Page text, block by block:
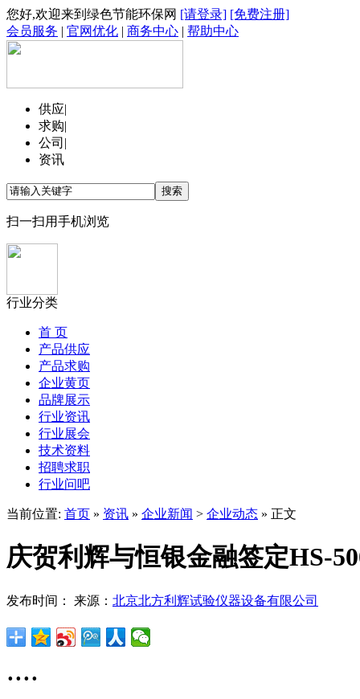
您好,欢迎来到绿色节能环保网 [请登录] [免费注册]
会员服务 | 官网优化 | 商务中心 | 帮助中心
供应|
求购|
公司 |
资讯
扫一扫用手机浏览
行业分类
首 页
产品供应
产品求购
企业黄页
品牌展示
行业资讯
行业展会
技术资料
招聘求职
行业问吧
当前位置: 首页 » 资讯 » 企业新闻 > 企业动态 » 正文
庆贺利辉与恒银金融签定HS-
发布时间： 来源： 北京北方利辉试验仪器设备有限公司
....